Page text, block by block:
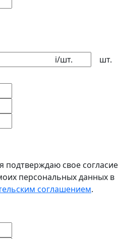
шт.
i/шт.
свое согласие
персональных данных в
соглашением.